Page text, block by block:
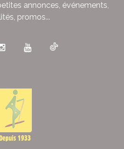
annonces, événements,
promos...